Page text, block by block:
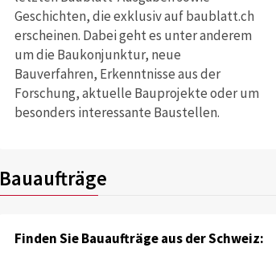
Geschichten, die exklusiv auf baublatt.ch
erscheinen. Dabei geht es unter anderem
um die Baukonjunktur, neue
Bauverfahren, Erkenntnisse aus der
Forschung, aktuelle Bauprojekte oder um
besonders interessante Baustellen.
Bauaufträge
Finden Sie Bauaufträge aus der Schweiz: